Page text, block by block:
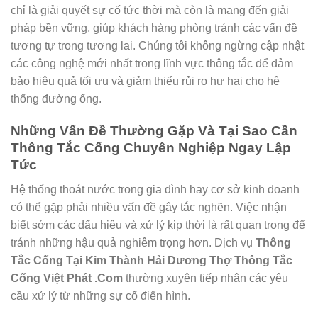
chỉ là giải quyết sự cố tức thời mà còn là mang đến giải
pháp bền vững, giúp khách hàng phòng tránh các vấn đề
tương tự trong tương lai. Chúng tôi không ngừng cập nhật
các công nghệ mới nhất trong lĩnh vực thông tắc để đảm
bảo hiệu quả tối ưu và giảm thiểu rủi ro hư hại cho hệ
thống đường ống.
Những Vấn Đề Thường Gặp Và Tại Sao Cần
Thông Tắc Cống Chuyên Nghiệp Ngay Lập
Tức
Hệ thống thoát nước trong gia đình hay cơ sở kinh doanh
có thể gặp phải nhiều vấn đề gây tắc nghẽn. Việc nhận
biết sớm các dấu hiệu và xử lý kịp thời là rất quan trọng để
tránh những hậu quả nghiêm trọng hơn. Dịch vụ Thông
Tắc Cống Tại Kim Thành Hải Dương Thợ Thông Tắc
Cống Việt Phát .Com thường xuyên tiếp nhận các yêu
cầu xử lý từ những sự cố điển hình.